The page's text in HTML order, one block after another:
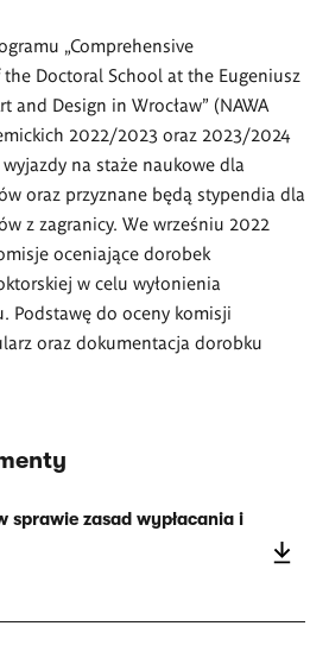
„Comprehensive
Doctoral School at the Eugeniusz
and Design in Wrocław” (NAWA
2022/2023 oraz 2023/2024
na staże naukowe dla
oraz przyznane będą stypendia dla
z zagranicy. We wrześniu 2022
oceniające dorobek
w celu wyłonienia
Podstawę do oceny komisji
oraz dokumentacja dorobku
sprawie zasad wypłacania i